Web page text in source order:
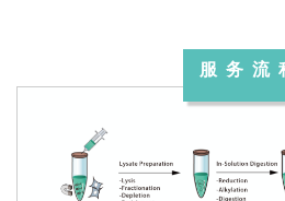
服 务 流